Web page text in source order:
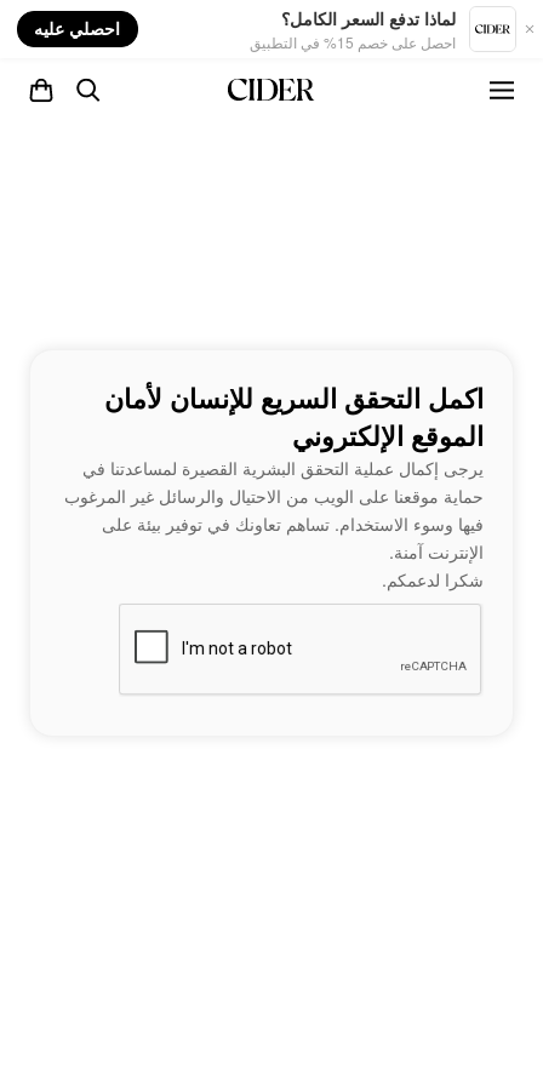
لماذا تدفع السعر الكامل؟
احصل على خصم 15% في التطبيق
احصلي عليه
اكمل التحقق السريع للإنسان لأمان
الموقع الإلكتروني
يرجى إكمال عملية التحقق البشرية القصيرة لمساعدتنا في
حماية موقعنا على الويب من الاحتيال والرسائل غير المرغوب
فيها وسوء الاستخدام. تساهم تعاونك في توفير بيئة على
الإنترنت آمنة.
شكرا لدعمكم.